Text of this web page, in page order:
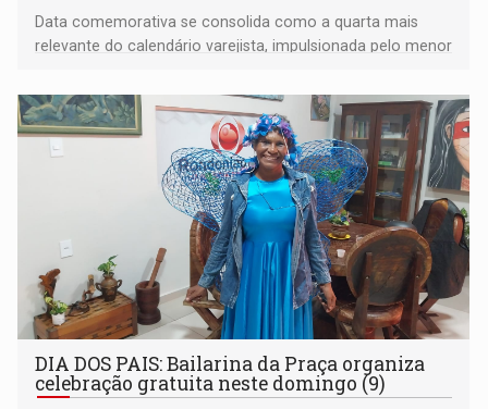
Data comemorativa se consolida como a quarta mais
relevante do calendário varejista, impulsionada pelo menor
média do trabalhador
DIA DOS PAIS: Bailarina da Praça organiza
celebração gratuita neste domingo (9)